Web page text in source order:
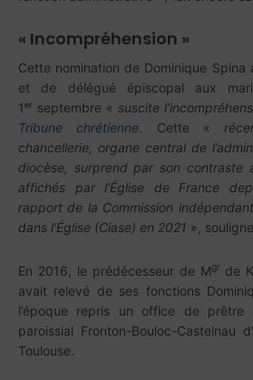
« Incompréhension »
Cette nomination de Dominique
et de délégué épiscopal aux
1ᵉʳ septembre « suscite
Tribune chrétienne. Cette «
chancellerie, organe central de
diocèse, surprend par son contraste
affichés par l’Église de France
rapport de la Commission
dans l’Église (Ciase) en 2021 »,
En 2016, le prédécesseur de Mgrde
avait relevé de ses fonctions
l’époque repris un office de prêtre
paroissial Fronton-Bouloc-Castelnau
Toulouse.